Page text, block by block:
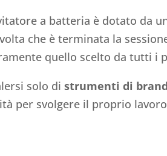
a batteria è dotato da
che è terminata la
quello scelto da tutti i
solo distrumenti di
per svolgere il proprio